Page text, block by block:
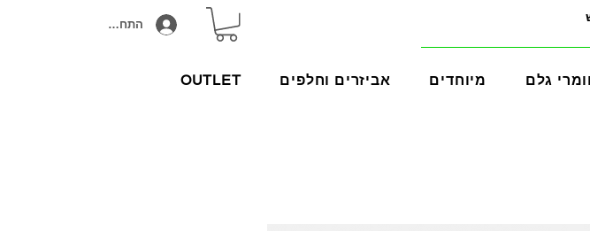
התחבר/הירשם
OUTLET אביזרים וחלפים מיוחדים גלם